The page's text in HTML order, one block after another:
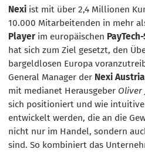
Nexi ist mit über 2,4 Millionen
10.000 Mitarbeitenden in mehr
Playerim europäischen
hat sich zum Ziel gesetzt, den
bargeldlosen Europa
General Manager der Nexi
mit medianet Herausgeber Oliver
sich positioniert und wie
entwickelt werden, die an die
nicht nur im Handel, sondern
sind. So kombiniert das